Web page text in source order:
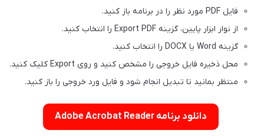
فایل PDF مورد نظر را در برنامه باز کنید.
از نوار ابزار پایین، گزینه Export PDF را انتخاب کنید.
گزینه Word یا DOCX را انتخاب کنید.
محل ذخیره فایل خروجی را مشخص کنید و روی Export کلیک کنید.
منتظر بمانید تا تبدیل انجام شود و فایل ورد خروجی را باز کنید.
دانلود برنامه Adobe Acrobat Reader